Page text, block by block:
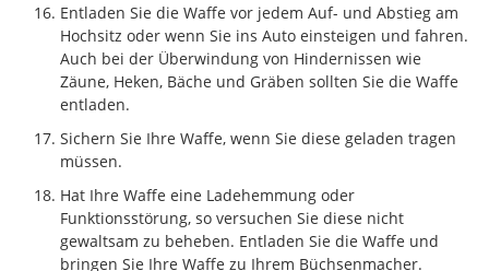
Entladen Sie die Waffe vor jedem Auf- und Abstieg am
Hochsitz oder wenn Sie ins Auto einsteigen und fahren.
Auch bei der Überwindung von Hindernissen wie
Zäune, Heken, Bäche und Gräben sollten Sie die Waffe
entladen.
Sichern Sie Ihre Waffe, wenn Sie diese geladen tragen
müssen.
Hat Ihre Waffe eine Ladehemmung oder
Funktionsstörung, so versuchen Sie diese nicht
gewaltsam zu beheben. Entladen Sie die Waffe und
bringen Sie Ihre Waffe zu Ihrem Büchsenmacher.